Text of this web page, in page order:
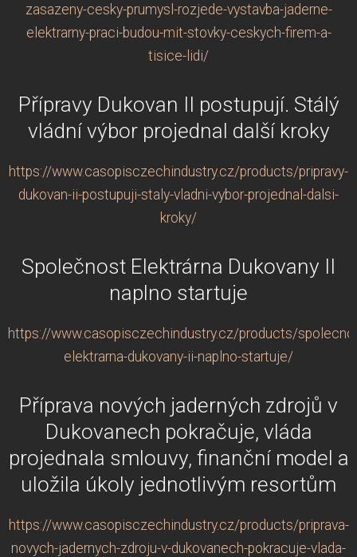
zasazeny-cesky-prumysl-rozjede-vystavba-jaderne-
elektrarny-praci-budou-mit-stovky-ceskych-firem-a-
tisice-lidi/
Přípravy Dukovan II postupují. Stálý
vládní výbor projednal další kroky
https://www.casopisczechindustry.cz/products/pripravy-
dukovan-ii-postupuji-staly-vladni-vybor-projednal-dalsi-
kroky/
Společnost Elektrárna Dukovany II
naplno startuje
https://www.casopisczechindustry.cz/products/
elektrarna-dukovany-ii-naplno-startuje/
Příprava nových jaderných zdrojů v
Dukovanech pokračuje, vláda
projednala smlouvy, finanční model a
uložila úkoly jednotlivým resortům
https://www.casopisczechindustry.cz/products/priprava-
novych-jadernych-zdroju-v-dukovanech-pokracuje-vlada-